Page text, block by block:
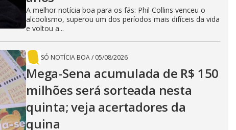
A melhor notícia boa para os fãs: Phil Collins venceu o
alcoolismo, superou um dos períodos mais difíceis da vida
e voltou a...
SÓ NOTÍCIA BOA/ 05/08/2026
Mega-Sena acumulada de R$ 150
milhões será sorteada nesta
quinta; veja acertadores da
quina